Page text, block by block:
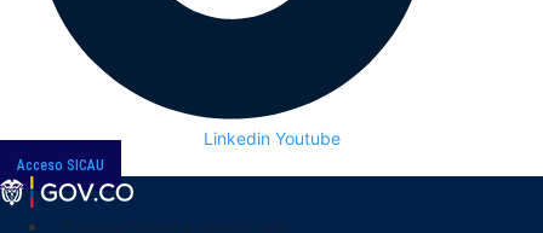
Linkedin Youtube
Acceso SICAU